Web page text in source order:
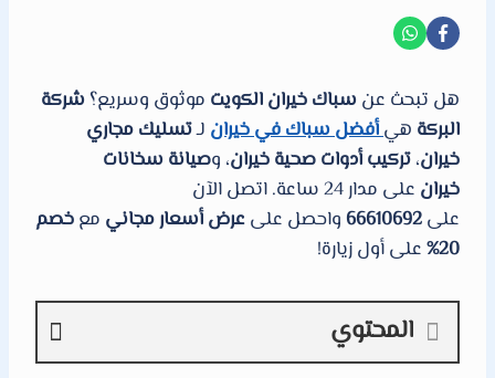
هل تبحث عنسباك خيران الكويت موثوق وسريع؟شركة
البركة هيأفضل سباك في خيران لـتسليك مجاري
خيران،تركيب أدوات صحية خيران، وصيانة سخانات
خيران
على مدار 24 ساعة. اتصل الآن
على66610692 واحصل علىعرض أسعار مجاني معخصم
20%
على أول زيارة!
المحتوي